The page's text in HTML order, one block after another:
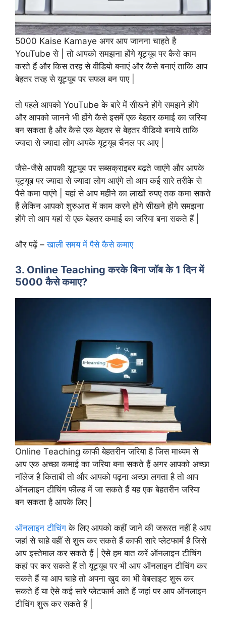
5000 Kaise Kamaye अगर आप जानना चाहते है
YouTube से | तो आपको समझना होंगे यूट्यूब पर कैसे काम
करते हैं और किस तरह से वीडियो बनाएं और कैसे बनाएं ताकि आप
बेहतर तरह से यूट्यूब पर सफल बन पाए |
तो पहले आपको YouTube के बारे में सीखने होंगे समझने होंगे
और आपको जानने भी होंगे कैसे इसमें एक बेहतर कमाई का जरिया
बन सकता है और कैसे एक बेहतर से बेहतर वीडियो बनाये ताकि
ज्यादा से ज्यादा लोग आपके यूट्यूब चैनल पर आए |
जैसे-जैसे आपकी यूट्यूब पर सब्सक्राइबर बढ़ते जाएंगे और आपके
यूट्यूब पर ज्यादा से ज्यादा लोग आएंगे तो आप कई सारे तरीके से
पैसे कमा पाएंगे | यहां से आप महीने का लाखों रुपए तक कमा सकते
हैं लेकिन आपको शुरुआत में काम करने होंगे सीखने होंगे समझना
होंगे तो आप यहां से एक बेहतर कमाई का जरिया बना सकते हैं |
और पढ़ें –खाली समय में पैसे कैसे कमाए
3. Online Teaching करके बिना जॉब के 1 दिन में
5000 कैसे कमाए?
Online Teaching काफी बेहतरीन जरिया है जिस माध्यम से
आप एक अच्छा कमाई का जरिया बना सकते हैं अगर आपको अच्छा
नॉलेज है किताबी तो और आपको पढ़ना अच्छा लगता है तो आप
ऑनलाइन टीचिंग फील्ड में जा सकते हैं यह एक बेहतरीन जरिया
बन सकता है आपके लिए |
ऑनलाइन टीचिंग के लिए आपको कहीं जाने की जरूरत नहीं है आप
जहां से चाहे वहीं से शुरू कर सकते हैं काफी सारे प्लेटफार्म है जिसे
आप इस्तेमाल कर सकते हैं | ऐसे हम बात करें ऑनलाइन टीचिंग
कहां पर कर सकते हैं तो यूट्यूब पर भी आप ऑनलाइन टीचिंग कर
सकते हैं या आप चाहे तो अपना खुद का भी वेबसाइट शुरू कर
सकते हैं या ऐसे कई सारे प्लेटफार्म आते हैं जहां पर आप ऑनलाइन
टीचिंग शुरू कर सकते हैं |